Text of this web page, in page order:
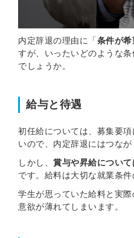
内定辞退の理由に「条件が希
すが、いったいどのような
でしょうか。
給与と待遇
初任給については、募集要
いので、内定辞退にはつなが
しかし、 賞与や昇給につい
です。給料は大切な就業条件
学生が思っていた給料と実
意欲が薄れてしまいます。